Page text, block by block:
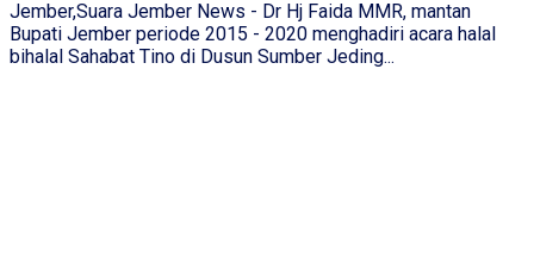
Jember,Suara Jember News - Dr Hj Faida MMR, mantan
Bupati Jember periode 2015 - 2020 menghadiri acara halal
bihalal Sahabat Tino di Dusun Sumber Jeding...